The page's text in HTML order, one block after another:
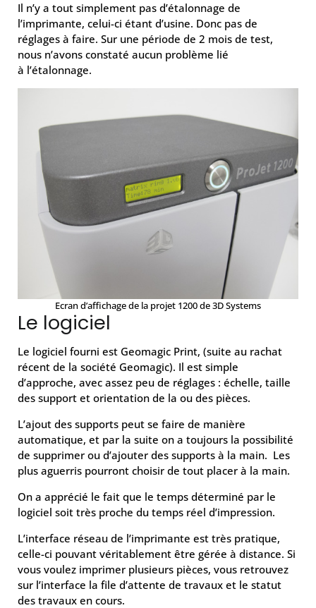
Il n’y a tout simplement pas d’étalonnage de
l’imprimante, celui-ci étant d’usine. Donc pas de
réglages à faire. Sur une période de 2 mois de test,
nous n’avons constaté aucun problème lié
à l’étalonnage.
Ecran d’affichage de la projet 1200 de 3D Systems
Le logiciel
Le logiciel fourni est Geomagic Print, (suite au rachat
récent de la société Geomagic). Il est simple
d’approche, avec assez peu de réglages : échelle, taille
des support et orientation de la ou des pièces.
L’ajout des supports peut se faire de manière
automatique, et par la suite on a toujours la possibilité
de supprimer ou d’ajouter des supports à la main. Les
plus aguerris pourront choisir de tout placer à la main.
On a apprécié le fait que le temps déterminé par le
logiciel soit très proche du temps réel d’impression.
L’interface réseau de l’imprimante est très pratique,
celle-ci pouvant véritablement être gérée à distance. Si
vous voulez imprimer plusieurs pièces, vous retrouvez
sur l’interface la file d’attente de travaux et le statut
des travaux en cours.